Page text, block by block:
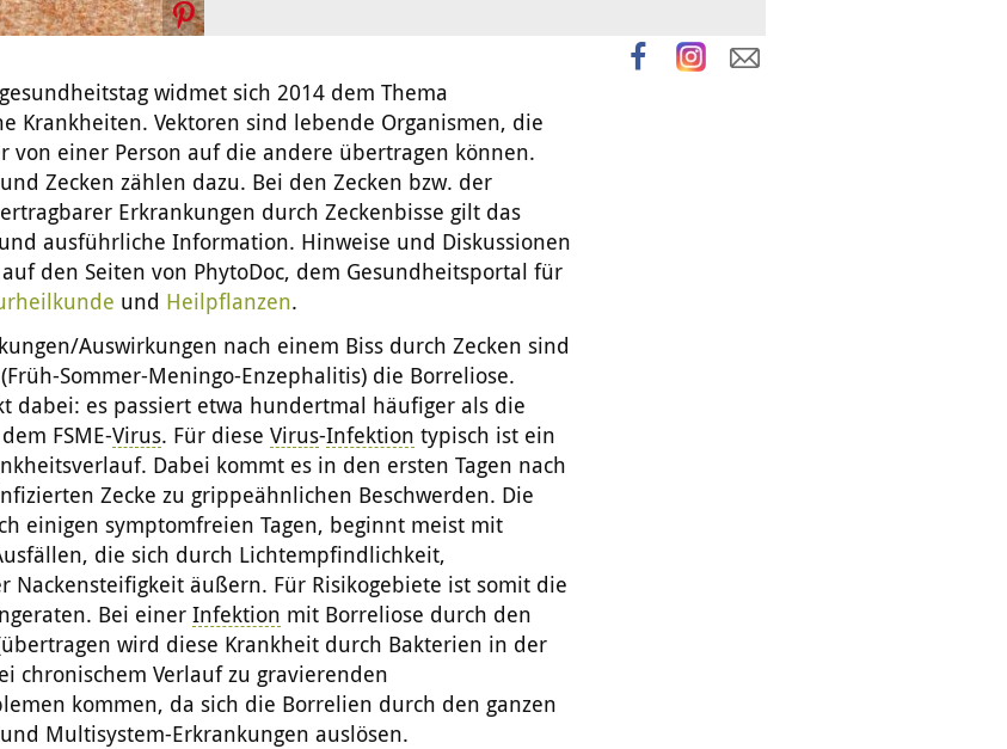
widmet sich 2014 dem Thema
Krankheiten. Vektoren sind lebende Organismen, die
von einer Person auf die andere übertragen können.
Zecken zählen dazu. Bei den Zecken bzw. der
Erkrankungen durch Zeckenbisse gilt das
ausführliche Information. Hinweise und Diskussionen
den Seiten von PhytoDoc, dem Gesundheitsportal für
und Heilpflanzen.
Auswirkungen nach einem Biss durch Zecken sind
Sommer-Meningo-Enzephalitis) die Borreliose.
dabei: es passiert etwa hundertmal häufiger als die
FSME-Virus. Für diese Virus-Infektion typisch ist ein
Dabei kommt es in den ersten Tagen nach
Zecke zu grippeähnlichen Beschwerden. Die
einigen symptomfreien Tagen, beginnt meist mit
die sich durch Lichtempfindlichkeit,
Nackensteifigkeit äußern. Für Risikogebiete ist somit die
Bei einer Infektion mit Borreliose durch den
wird diese Krankheit durch Bakterien in der
chronischem Verlauf zu gravierenden
kommen, da sich die Borrelien durch den ganzen
Multisystem-Erkrankungen auslösen.